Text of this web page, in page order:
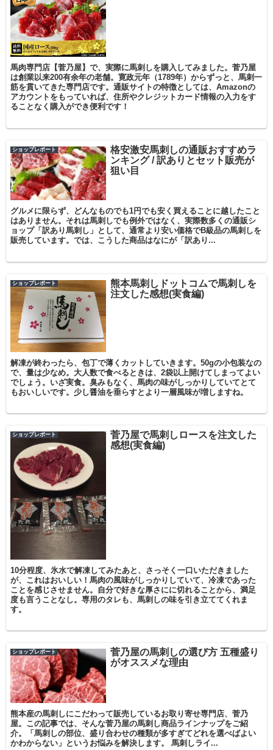
馬肉専門店【菅乃屋】で、実際に馬刺しを購入してみました。菅乃屋
は創業以来200有余年の老舗。寛政元年（1789年）からずっと、馬刺一
筋を貫いてきた専門店です。通販サイトの特徴としては、Amazonの
アカウントをもっていれば、住所やクレジットカード情報の入力をす
ることなく購入ができ便利です！
ショップレポート
格安激安馬刺しの通販おすすめラ
ンキング / 訳ありとセット販売が
狙い目
グルメに限らず、どんなものでも1円でも安く買えることに越したこと
はありません。それは馬刺しでも例外ではなく、実際数多くの通販シ
ョップ「訳あり馬刺し」として、通常より安い価格でB級品の馬刺しを
販売しています。では、こうした商品はなにが「訳あり...
ショップレポート
熊本馬刺しドットコムで馬刺しを
注文した感想(実食編)
解凍が終わったら、包丁で薄くカットしていきます。50gの小包装なの
で、量は少なめ。大人数で食べるときは、2袋以上開けてしまってよい
でしょう。いざ実食。臭みもなく、馬肉の味がしっかりしていてとて
もおいしいです。少し醤油を垂らすとより一層風味が増しますね。
ショップレポート
菅乃屋で馬刺しロースを注文した
感想(実食編)
10分程度、氷水で解凍してみたあと、さっそく一口いただきました
が、これはおいしい！馬肉の風味がしっかりしていて、冷凍であった
ことを感じさせません。自分で好きな厚さにに切れることから、満足
度も言うことなし。専用のタレも、馬刺しの味を引き立ててくれま
す。
ショップレポート
菅乃屋の馬刺しの選び方 五種盛り
がオススメな理由
熊本産の馬刺しにこだわって販売しているお取り寄せ専門店、菅乃
屋。この記事では、そんな菅乃屋の馬刺し商品ラインナップをご紹
介。「馬刺しの部位、盛り合わせの種類が多すぎてどれを選べばよい
かわからない」というお悩みを解決します。 馬刺しライ...